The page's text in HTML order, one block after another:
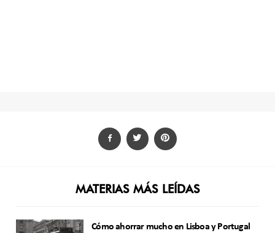
MATERIAS MÁS LEÍDAS
Cómo ahorrar mucho en Lisboa y Portugal